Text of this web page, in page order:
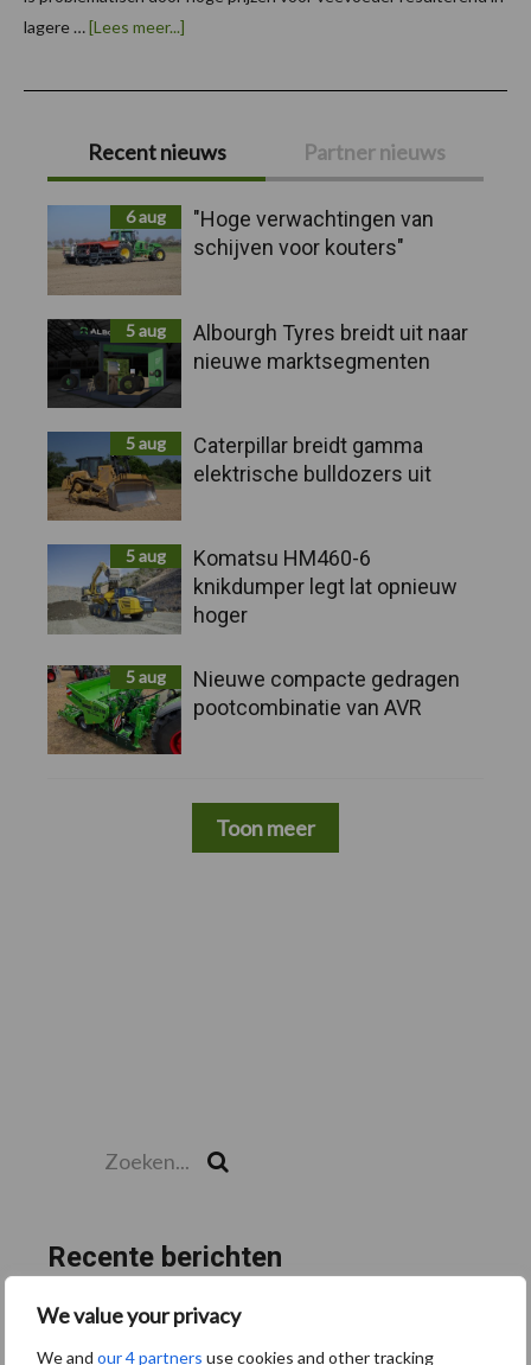
We value your privacy
We and our 4 partners use cookies and other tracking
lagere …[Lees meer...]
Primaire
Sidebar
Recent nieuws Partner nieuws
6 aug
"Hoge verwachtingen van
schijven voor kouters"
5 aug
Albourgh Tyres breidt uit naar
nieuwe marktsegmenten
5 aug
Caterpillar breidt gamma
elektrische bulldozers uit
5 aug
Komatsu HM460-6
knikdumper legt lat opnieuw
hoger
5 aug
Nieuwe compacte gedragen
pootcombinatie van AVR
Toon meer
Recente berichten
“Hoge verwachtingen van schijven voor kouters”
Albourgh Tyres breidt uit naar nieuwe marktsegmenten